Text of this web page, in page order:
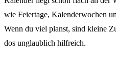
wie Feiertage, Kalenderwochen
Wenn du viel planst, sind kleine
dos unglaublich hilfreich.